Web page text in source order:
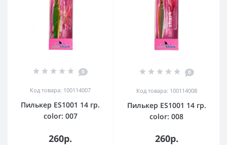
0
Код товара: 100114007
Пилькер ES1001 14 гр.
color: 007
260р.
0
Код товара: 100114008
Пилькер ES1001 14 гр.
color: 008
260р.